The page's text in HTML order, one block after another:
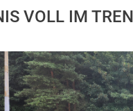
VOLL IM